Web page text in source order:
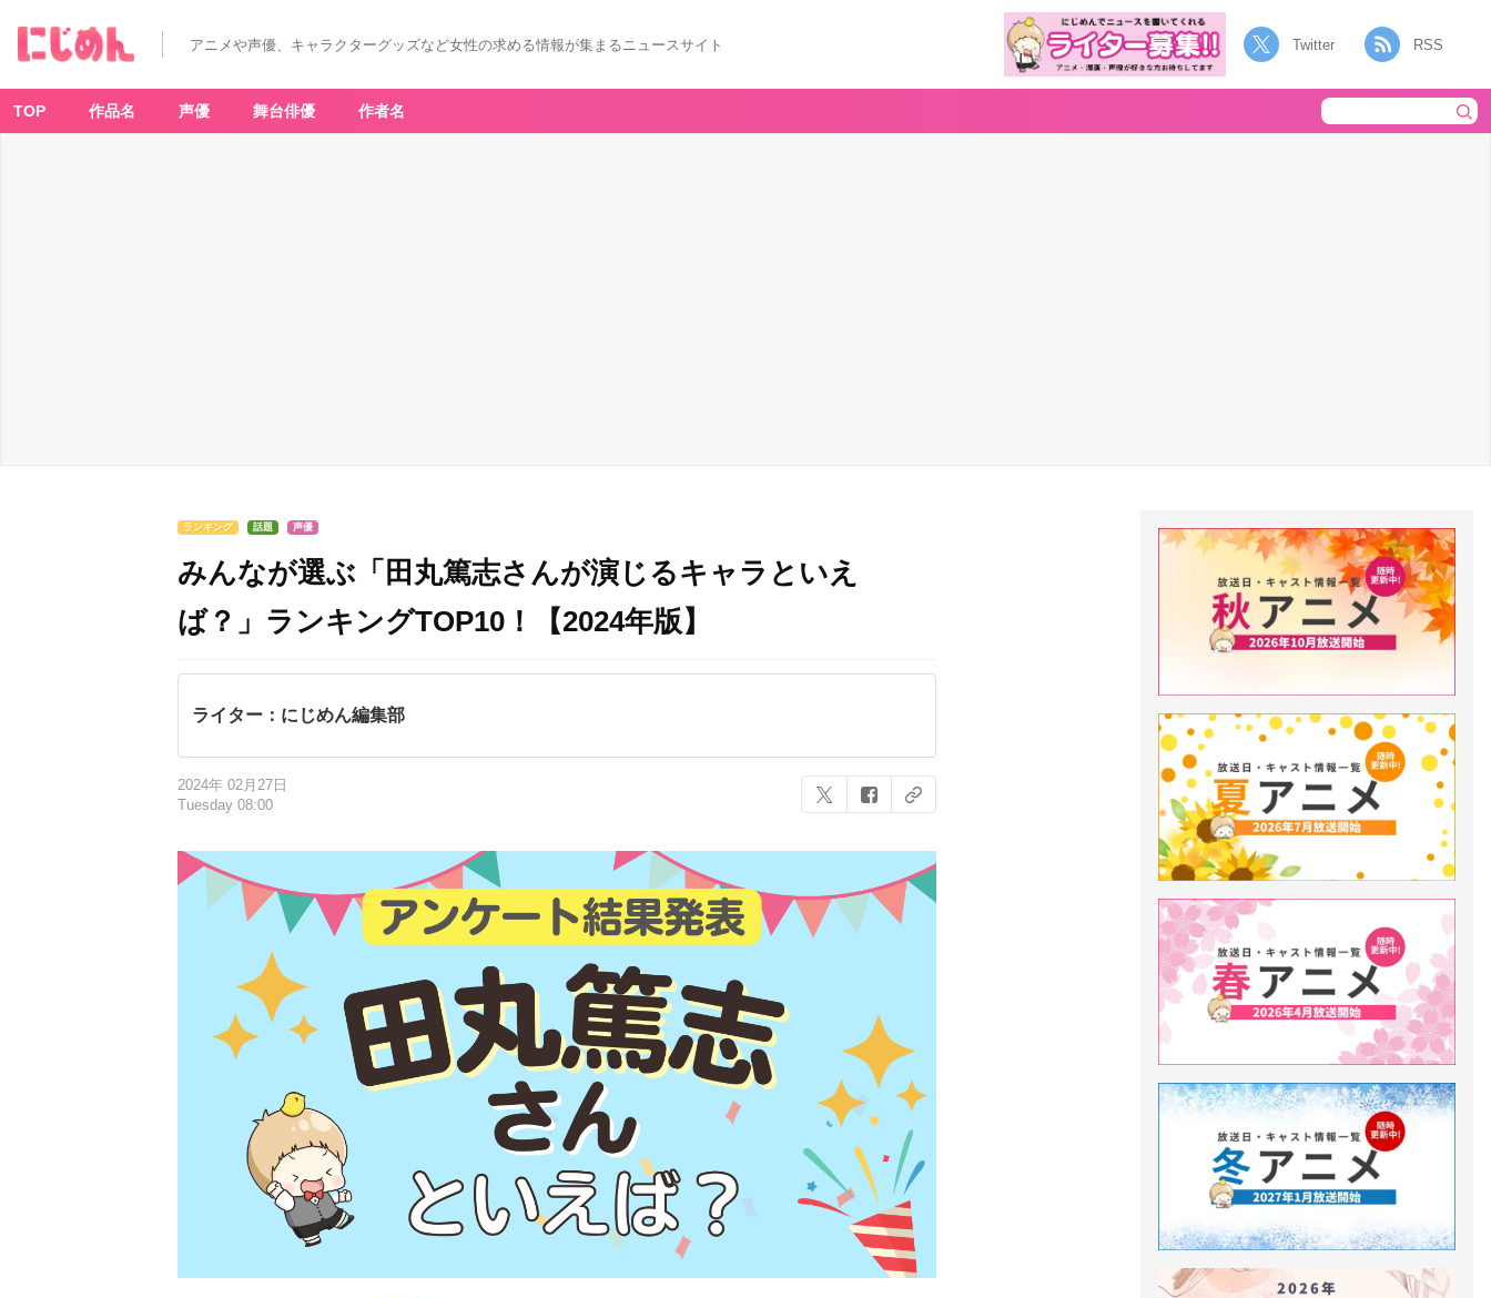
アニメや声優、キャラクターグッズなど女性の求める情報が集まるニュースサイト Twitter RSS
TOP 作品名 声優 舞台俳優 作者名
ランキング 話題 声優
みんなが選ぶ「田丸篤志さんが演じるキャラといえ
ば？」ランキングTOP10！【2024年版】
ライター：にじめん編集部
2024年 02月27日
Tuesday 08:00